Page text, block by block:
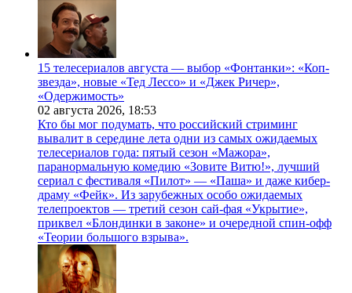
15 телесериалов августа — выбор «Фонтанки»: «Коп-
звезда», новые «Тед Лессо» и «Джек Ричер»,
«Одержимость»
02 августа 2026, 18:53
Кто бы мог подумать, что российский стриминг
вывалит в середине лета одни из самых ожидаемых
телесериалов года: пятый сезон «Мажора»,
паранормальную комедию «Зовите Витю!», лучший
сериал с фестиваля «Пилот» — «Паша» и даже кибер-
драму «Фейк». Из зарубежных особо ожидаемых
телепроектов — третий сезон сай-фая «Укрытие»,
приквел «Блондинки в законе» и очередной спин-офф
«Теории большого взрыва».